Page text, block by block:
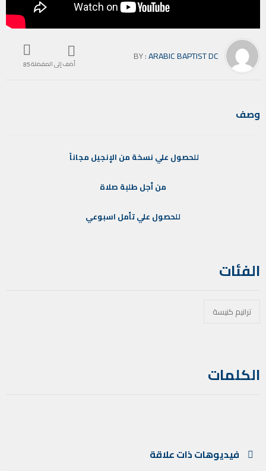
أضف إلى المفضلة85
BY :ARABIC BAPTIST DC
وصف
للحصول علي نسخة من الإنجيل مجاناً
منأجل طلبة صلاة
للحصول عليتأمل اسبوعي
الفئات
ترانيم كنيسة
الكلمات
فيديوهات ذات علاقة